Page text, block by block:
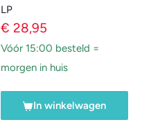
LP
Verkoopprijs
€ 28,95
Vóór 15:00 besteld =
morgen in huis
In winkelwagen